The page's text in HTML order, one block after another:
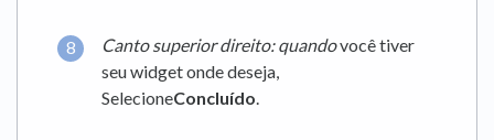
Canto superior direito: quandovocê tiver
seu widget onde deseja,
SelecioneConcluído.